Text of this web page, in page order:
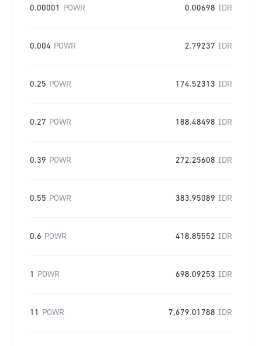
0.00001 POWR 0.00698 IDR
0.004 POWR 2.79237 IDR
0.25 POWR 174.52313 IDR
0.27 POWR 188.48498 IDR
0.39 POWR 272.25608 IDR
0.55 POWR 383.95089 IDR
0.6 POWR 418.85552 IDR
1 POWR 698.09253 IDR
11 POWR 7,679.01788 IDR